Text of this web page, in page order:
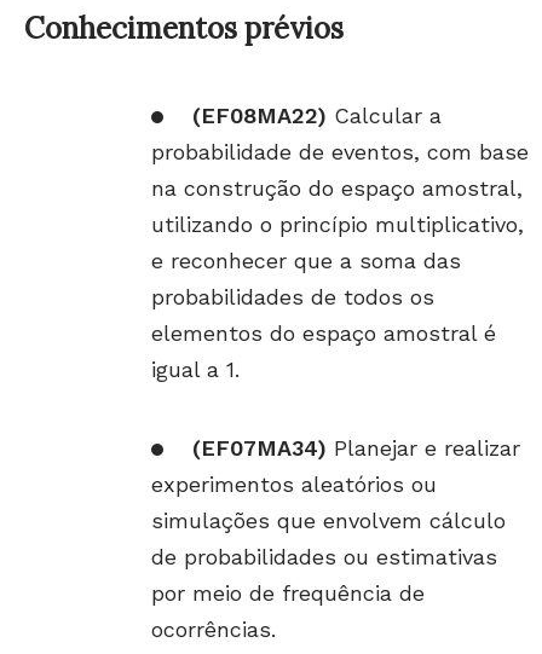
Conhecimentos prévios
(EF08MA22) Calcular a
probabilidade de eventos, com base
na construção do espaço amostral,
utilizando o princípio multiplicativo,
e reconhecer que a soma das
probabilidades de todos os
elementos do espaço amostral é
igual a 1.
(EF07MA34) Planejar e realizar
experimentos aleatórios ou
simulações que envolvem cálculo
de probabilidades ou estimativas
por meio de frequência de
ocorrências.